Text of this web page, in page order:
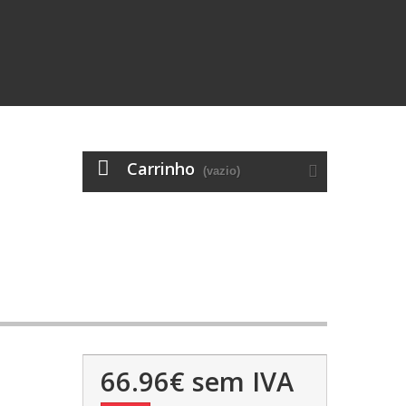
Carrinho (vazio)
66.96€ sem IVA